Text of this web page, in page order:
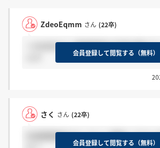
ZdeoEqmm さん (22卒)
＞みほほさん 録画面接の内容を教えて
会員登録して閲覧する（無料）
さく さん (22卒)
社長面接前のオンライン面談ってなん
会員登録して閲覧する（無料）